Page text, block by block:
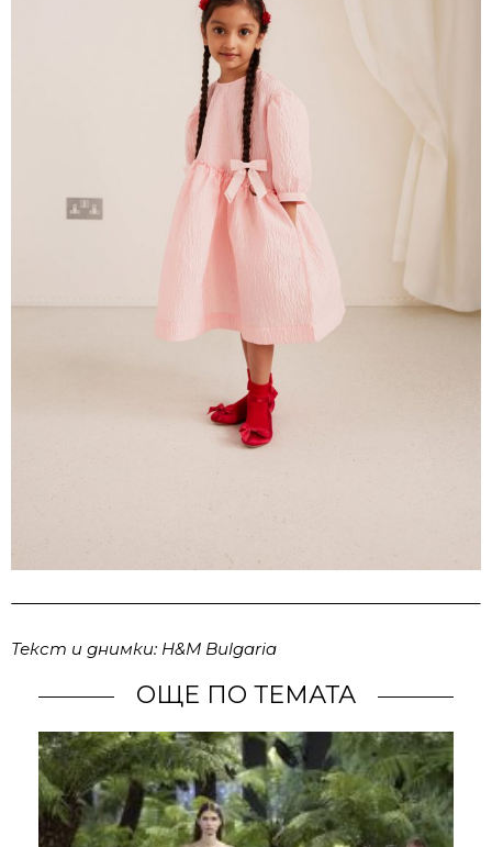
Текст и днимки: H&M Bulgaria
ОЩЕ ПО ТЕМАТА